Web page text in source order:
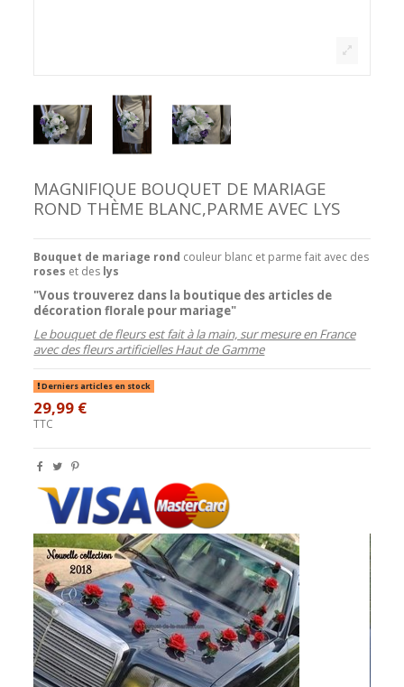
MAGNIFIQUE BOUQUET DE MARIAGE
ROND THÈME BLANC,PARME AVEC LYS
Bouquet de mariage rond couleur blanc et parme fait avec des
roses et des lys
"Vous trouverez dans la boutique des articles de
décoration florale pour mariage"
Le bouquet de fleurs est fait à la main, sur mesure en France
avec des fleurs artificielles Haut de Gamme
Derniers articles en stock
29,99 €
TTC